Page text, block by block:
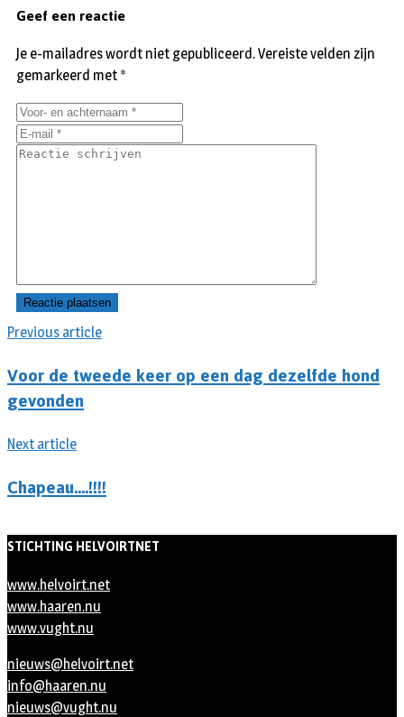
Previous article
Voor de tweede keer op een dag dezelfde hond
gevonden
Next article
Chapeau….!!!!
Geef een reactie
Je e-mailadres wordt niet gepubliceerd.Vereiste velden zijn
gemarkeerd met *
STICHTING HELVOIRTNET
www.helvoirt.net
www.haaren.nu
www.vught.nu
nieuws@helvoirt.net
info@haaren.nu
nieuws@vught.nu